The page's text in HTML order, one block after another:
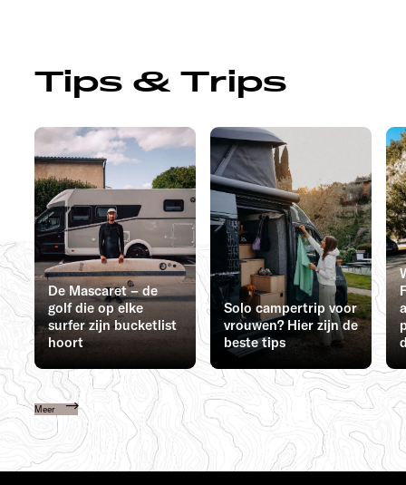
Tips & Trips
De Mascaret – de
golf die op elke
surfer zijn bucketlist
hoort
Solo campertrip voor
vrouwen? Hier zijn de
beste tips
Meer